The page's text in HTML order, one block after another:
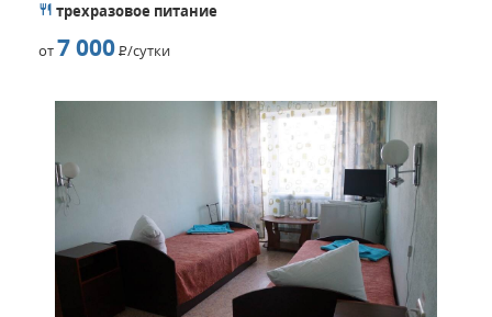
трехразовое питание
от7 000Р/сутки